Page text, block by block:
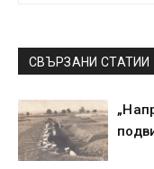
СВЪРЗАНИ СТАТИИ